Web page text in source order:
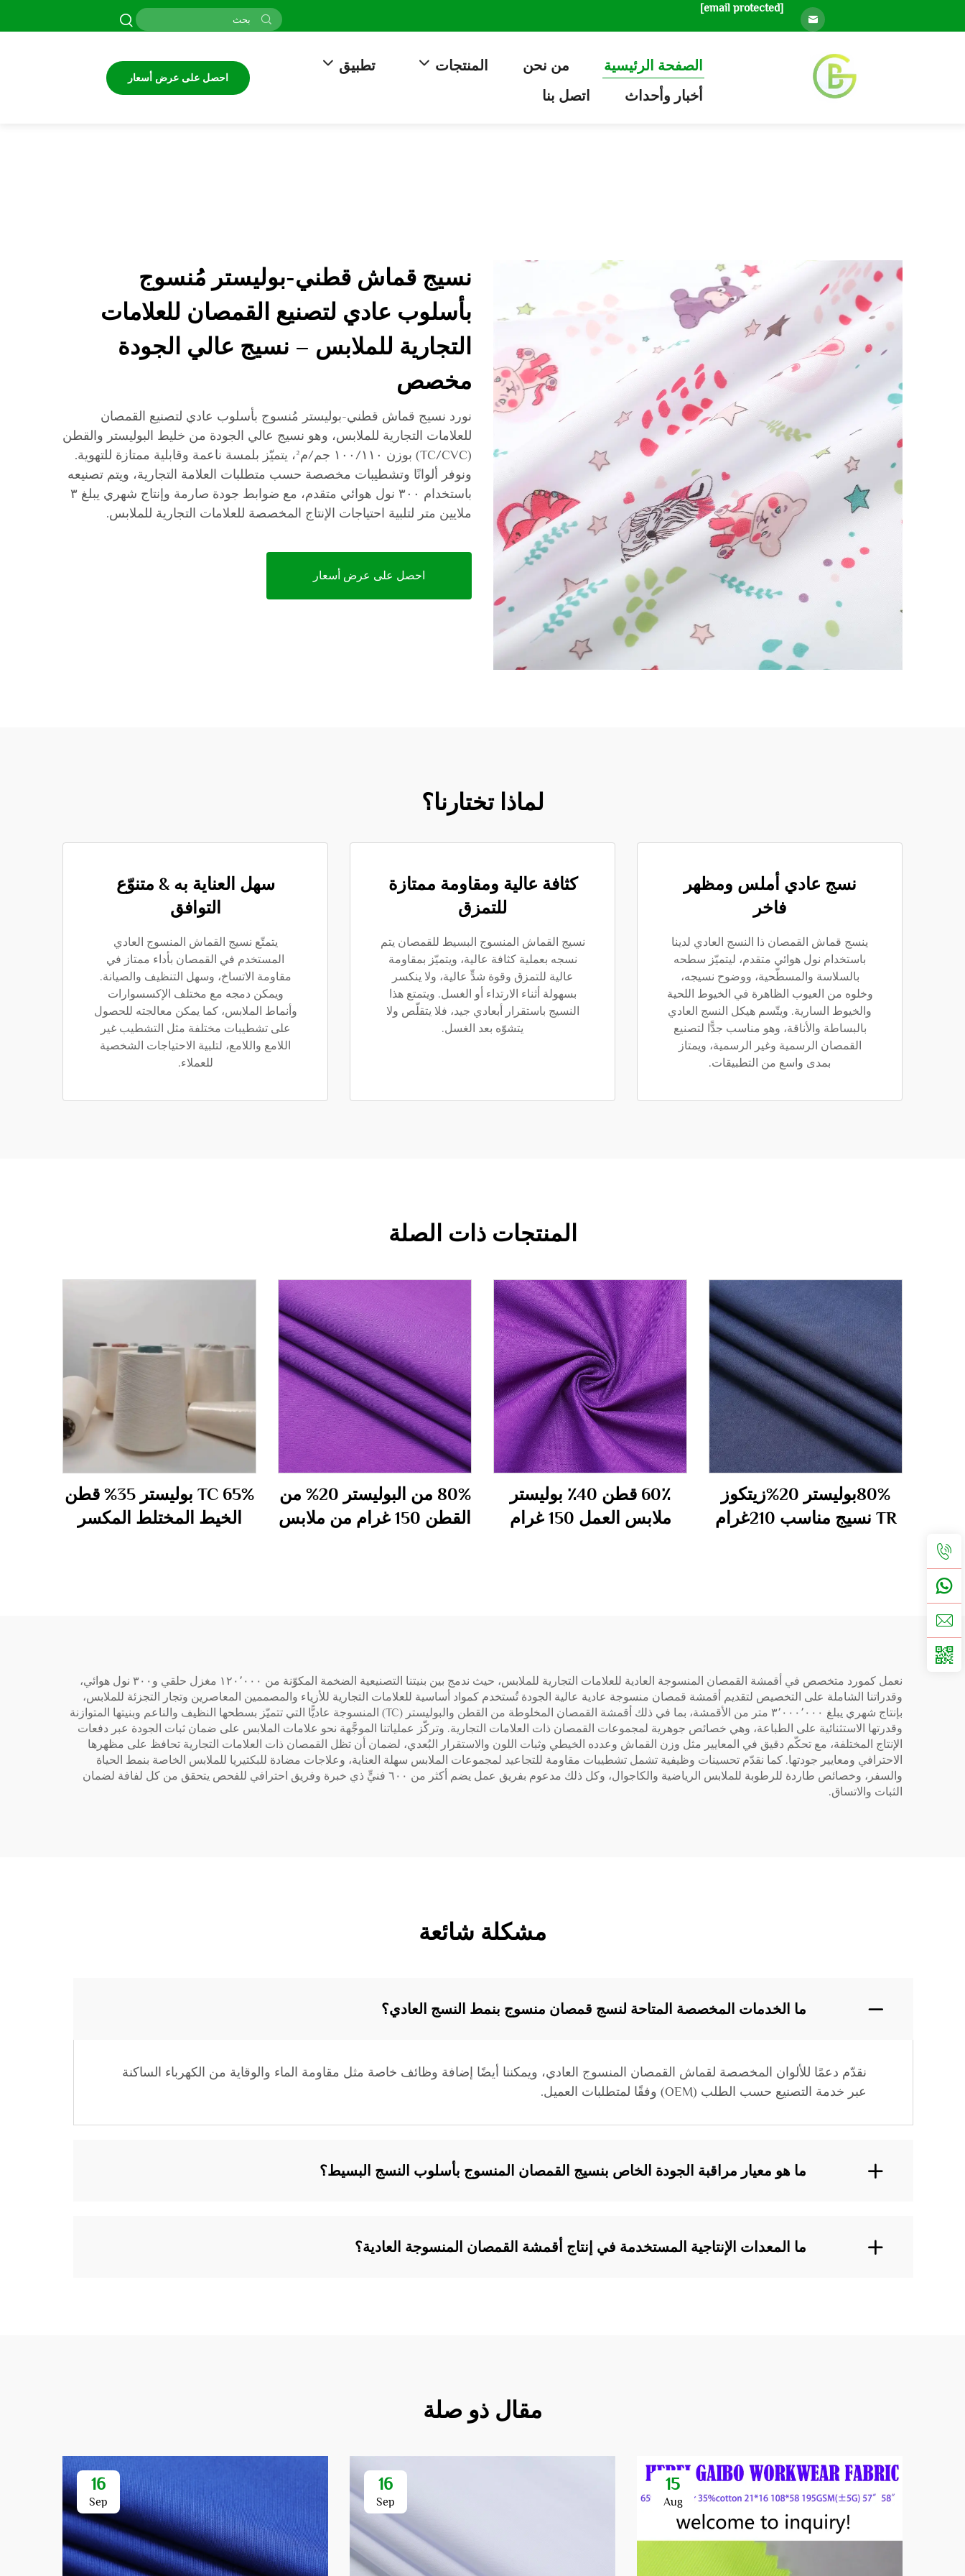
[email protected]
الصفحة الرئيسية من نحن المنتجات
تطبيق
أخبار وأحداث
اتصل بنا
احصل على عرض أسعار
نسيج قماش قطني-بوليستر مُنسوج
بأسلوب عادي لتصنيع القمصان للعلامات
التجارية للملابس – نسيج عالي الجودة
مخصص
نورد نسيج قماش قطني-بوليستر مُنسوج بأسلوب عادي لتصنيع القمصان
للعلامات التجارية للملابس، وهو نسيج عالي الجودة من خليط البوليستر والقطن
(TC/CVC) بوزن ١٠٠/١١٠ جم/م²، يتميّز بلمسة ناعمة وقابلية ممتازة للتهوية.
ونوفر ألوانًا وتشطيبات مخصصة حسب متطلبات العلامة التجارية، ويتم تصنيعه
باستخدام ٣٠٠ نول هوائي متقدم، مع ضوابط جودة صارمة وإنتاج شهري يبلغ ٣
ملايين متر لتلبية احتياجات الإنتاج المخصصة للعلامات التجارية للملابس.
احصل على عرض أسعار
لماذا تختارنا؟
نسج عادي أملس ومظهر
فاخر
ينسج قماش القمصان ذا النسج العادي لدينا
باستخدام نول هوائي متقدم، ليتميّز سطحه
بالسلاسة والمسطّحية، ووضوح نسيجه،
وخلوه من العيوب الظاهرة في الخيوط اللحية
والخيوط السارية. ويتّسم هيكل النسج العادي
بالبساطة والأناقة، وهو مناسب جدًّا لتصنيع
القمصان الرسمية وغير الرسمية، ويمتاز
بمدى واسع من التطبيقات.
كثافة عالية ومقاومة ممتازة
للتمزق
نسيج القماش المنسوج البسيط للقمصان يتم
نسجه بعملية كثافة عالية، ويتميّز بمقاومة
عالية للتمزق وقوة شدٍّ عالية، ولا ينكسر
بسهولة أثناء الارتداء أو الغسل. ويتمتع هذا
النسيج باستقرار أبعادي جيد، فلا يتقلّص ولا
يتشوّه بعد الغسل.
سهل العناية به & متنوّع
التوافق
يتمتّع نسيج القماش المنسوج العادي
المستخدم في القمصان بأداء ممتاز في
مقاومة الاتساخ، وسهل التنظيف والصيانة.
ويمكن دمجه مع مختلف الإكسسوارات
وأنماط الملابس، كما يمكن معالجته للحصول
على تشطيبات مختلفة مثل التشطيب غير
اللامع واللامع، لتلبية الاحتياجات الشخصية
للعملاء.
المنتجات ذات الصلة
80%بوليستر 20%زيتكوز
TR نسيج مناسب 210غرام
60٪ قطن 40٪ بوليستر
ملابس العمل 150 غرام
80% من البوليستر 20% من
القطن 150 غرام من ملابس
TC 65% بوليستر 35% قطن
الخيط المختلط المكسر
نعمل كمورد متخصص في أقمشة القمصان المنسوجة العادية للعلامات التجارية للملابس، حيث ندمج بين بنيتنا التصنيعية الضخمة المكوّنة من ١٢٠٬٠٠٠ مغزل حلقي و٣٠٠ نول هوائي،
وقدراتنا الشاملة على التخصيص لتقديم أقمشة قمصان منسوجة عادية عالية الجودة تُستخدم كمواد أساسية للعلامات التجارية للأزياء والمصممين المعاصرين وتجار التجزئة للملابس،
بإنتاج شهري يبلغ ٣٬٠٠٠٬٠٠٠ متر من الأقمشة، بما في ذلك أقمشة القمصان المخلوطة من القطن والبوليستر (TC) المنسوجة عاديًّا التي تتميّز بسطحها النظيف والناعم وبنيتها المتوازنة
وقدرتها الاستثنائية على الطباعة، وهي خصائص جوهرية لمجموعات القمصان ذات العلامات التجارية. وتركّز عملياتنا الموجَّهة نحو علامات الملابس على ضمان ثبات الجودة عبر دفعات
الإنتاج المختلفة، مع تحكّم دقيق في المعايير مثل وزن القماش وعدده الخيطي وثبات اللون والاستقرار البُعدي، لضمان أن تظل القمصان ذات العلامات التجارية تحافظ على مظهرها
الاحترافي ومعايير جودتها. كما نقدّم تحسينات وظيفية تشمل تشطيبات مقاومة للتجاعيد لمجموعات الملابس سهلة العناية، وعلاجات مضادة للبكتيريا للملابس الخاصة بنمط الحياة
والسفر، وخصائص طاردة للرطوبة للملابس الرياضية والكاجوال، وكل ذلك مدعوم بفريق عمل يضم أكثر من ٦٠٠ فنيٍّ ذي خبرة وفريق احترافي للفحص يتحقق من كل لفافة لضمان
الثبات والاتساق.
مشكلة شائعة
ما الخدمات المخصصة المتاحة لنسج قمصان منسوج بنمط النسج العادي؟
نقدّم دعمًا للألوان المخصصة لقماش القمصان المنسوج العادي، ويمكننا أيضًا إضافة وظائف خاصة مثل مقاومة الماء والوقاية من الكهرباء الساكنة
عبر خدمة التصنيع حسب الطلب (OEM) وفقًا لمتطلبات العميل.
ما هو معيار مراقبة الجودة الخاص بنسيج القمصان المنسوج بأسلوب النسج البسيط؟
ما المعدات الإنتاجية المستخدمة في إنتاج أقمشة القمصان المنسوجة العادية؟
مقال ذو صلة
15
Aug
16
Sep
16
Sep